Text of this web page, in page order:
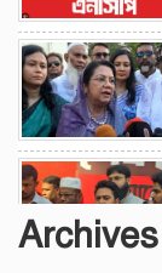
Archives